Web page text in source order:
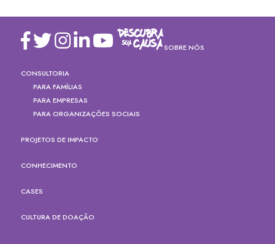
SOBRE NÓS
CONSULTORIA
PARA FAMÍLIAS
PARA EMPRESAS
PARA ORGANIZAÇÕES SOCIAIS
PROJETOS DE IMPACTO
CONHECIMENTO
CASES
CULTURA DE DOAÇÃO